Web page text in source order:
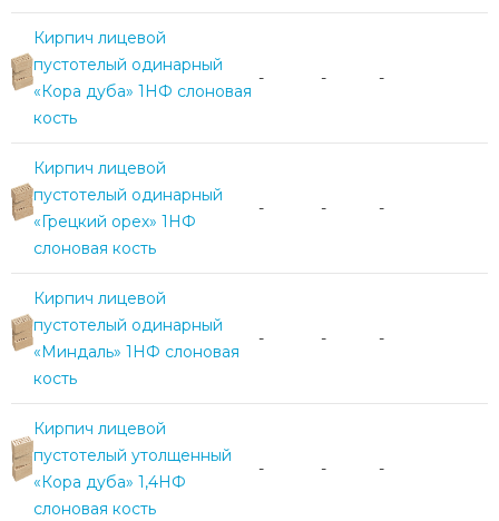
Кирпич лицевой
пустотелый одинарный
«Кора дуба» 1НФ слоновая
кость
- - -
Кирпич лицевой
пустотелый одинарный
«Грецкий орех» 1НФ
слоновая кость
- - -
Кирпич лицевой
пустотелый одинарный
«Миндаль» 1НФ слоновая
кость
- - -
Кирпич лицевой
пустотелый утолщенный
«Кора дуба» 1,4НФ
слоновая кость
- - -